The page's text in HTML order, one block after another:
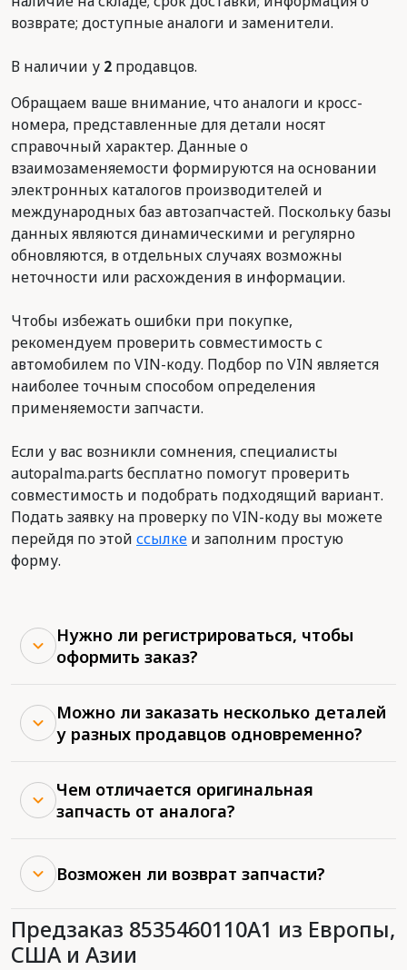
возврате; доступные аналоги и заменители.
В наличии у 2 продавцов.
Обращаем ваше внимание, что аналоги и кросс-
номера, представленные для детали носят
справочный характер. Данные о
взаимозаменяемости формируются на основании
электронных каталогов производителей и
международных баз автозапчастей. Поскольку базы
данных являются динамическими и регулярно
обновляются, в отдельных случаях возможны
неточности или расхождения в информации.
Чтобы избежать ошибки при покупке,
рекомендуем проверить совместимость с
автомобилем по VIN-коду. Подбор по VIN является
наиболее точным способом определения
применяемости запчасти.
Если у вас возникли сомнения, специалисты
autopalma.parts бесплатно помогут проверить
совместимость и подобрать подходящий вариант.
Подать заявку на проверку по VIN-коду вы можете
перейдя по этой ссылке и заполним простую
форму.
Нужно ли регистрироваться, чтобы
оформить заказ?
Можно ли заказать несколько деталей
у разных продавцов одновременно?
Чем отличается оригинальная
запчасть от аналога?
Возможен ли возврат запчасти?
Предзаказ 8535460110A1 из Европы,
США и Азии